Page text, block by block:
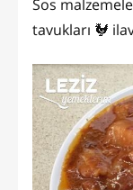
Sos
tavukları 🐓